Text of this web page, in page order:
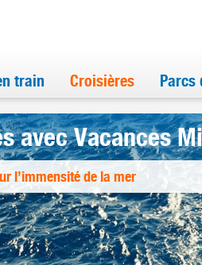
train Croisières
avec Vacances
l’immensité de la mer